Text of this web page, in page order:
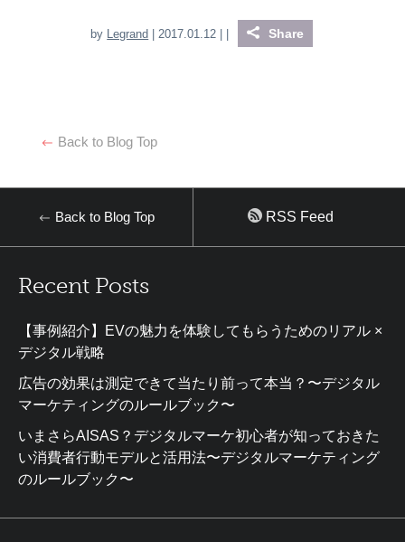
by Legrand | 2017.01.12 | Share
Back to Blog Top
Back to Blog Top RSS Feed
Recent Posts
【事例紹介】EVの魅力を体験してもらうためのリアル ×
デジタル戦略
広告の効果は測定できて当たり前って本当？〜デジタル
マーケティングのルールブック〜
いまさらAISAS？デジタルマーケ初心者が知っておきた
い消費者行動モデルと活用法〜デジタルマーケティング
のルールブック〜